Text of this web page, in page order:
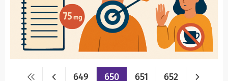
649 650 651 652